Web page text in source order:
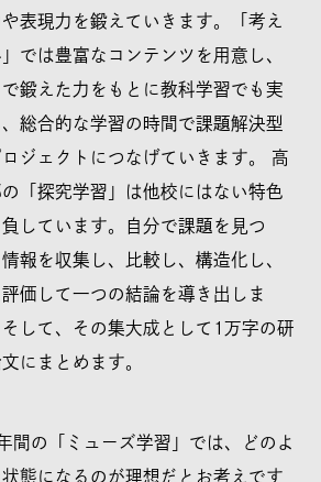
表現力を鍛えていきます。「考え
では豊富なコンテンツを用意し、
で鍛えた力をもとに教科学習でも実
総合的な学習の時間で課題解決型
ジェクトにつなげていきます。 高
「探究学習」は他校にはない特色
負しています。自分で課題を見つ
報を収集し、比較し、構造化し、
評価して一つの結論を導き出しま
して、その集大成として1万字の研
にまとめます。
間の「ミューズ学習」では、どのよ
状態になるのが理想だとお考えです